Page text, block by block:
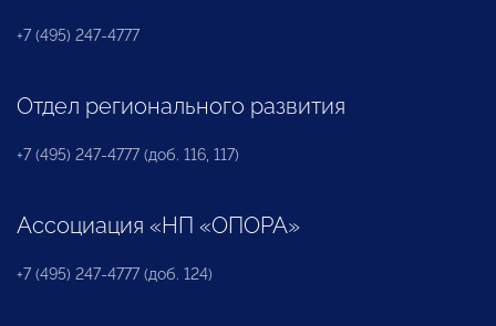
+7 (495) 247-4777
Отдел регионального развития
+7 (495) 247-4777 (доб. 116, 117)
Ассоциация «НП «ОПОРА»
+7 (495) 247-4777 (доб. 124)